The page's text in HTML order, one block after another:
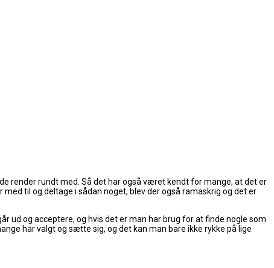
render rundt med. Så det har også været kendt for mange, at det er
til og deltage i sådan noget, blev der også ramaskrig og det er
ud og acceptere, og hvis det er man har brug for at finde nogle som
har valgt og sætte sig, og det kan man bare ikke rykke på lige